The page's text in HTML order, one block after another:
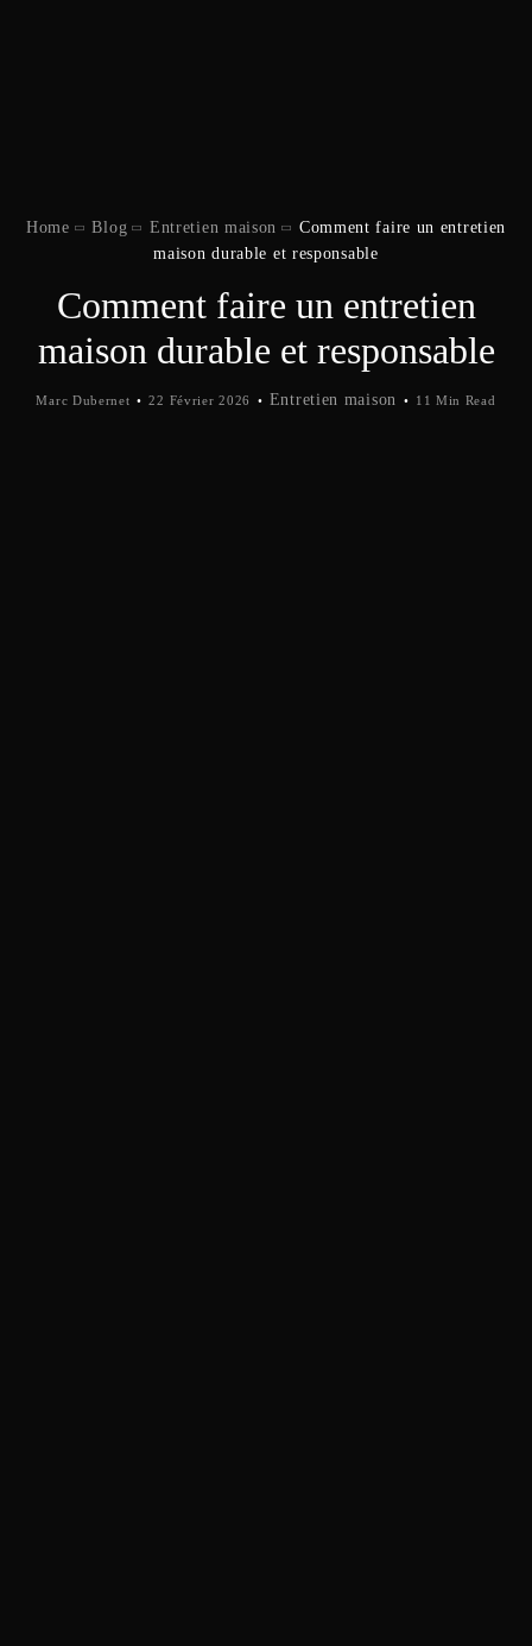
Home Blog Entretien maison
Comment faire un entretien
maison durable et responsable
Comment faire un entretien
maison durable et responsable
Marc Dubernet 22 Février 2026 Entretien maison 11 Min Read